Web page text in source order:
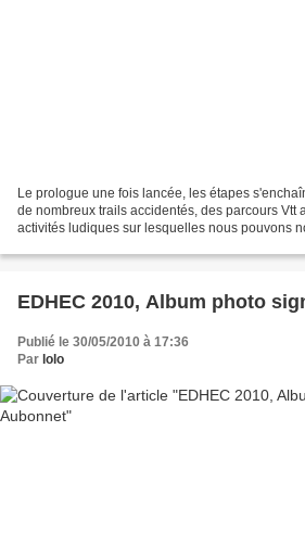
Le prologue une fois lancée, les étapes
de nombreux trails accidentés, des parcours Vtt
activités ludiques sur lesquelles nous pouvons
EDHEC 2010, Album photo
Publié le 30/05/2010 à 17:36
Par lolo